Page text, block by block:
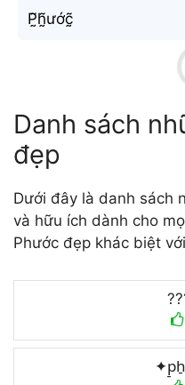
P̰̃h̰̃ước̰̃
Danh sách
đẹp
Dưới đây là danh sách
và hữu ích dành cho
Phước đẹp khác biệt